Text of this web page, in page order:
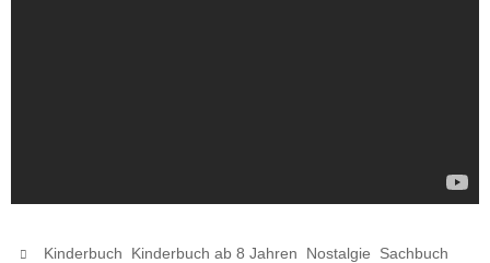
Kinderbuch Kinderbuch ab 8 Jahren Nostalgie Sachbuch